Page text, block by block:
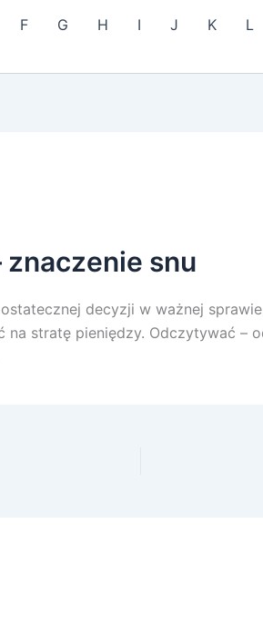
F G H I J K L
znaczenie snu
decyzji w ważnej
na stratę pieniędzy. Odczytywać –